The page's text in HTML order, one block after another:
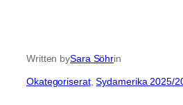
Written bySara Söhrin
Okategoriserat, Sydamerika 2025/